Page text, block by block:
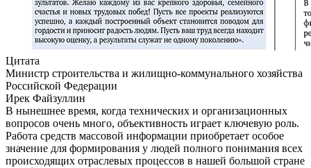
Цитата
Министр строительства и жилищно-коммунального хозяйства
Российской Федерации
Ирек Файзуллин
В нынешнее время, когда технических и организационных
вопросов очень много, объективность играет ключевую роль.
Работа средств массовой информации приобретает особое
значение для формирования у людей полного понимания всех
происходящих отраслевых процессов в нашей большой стране